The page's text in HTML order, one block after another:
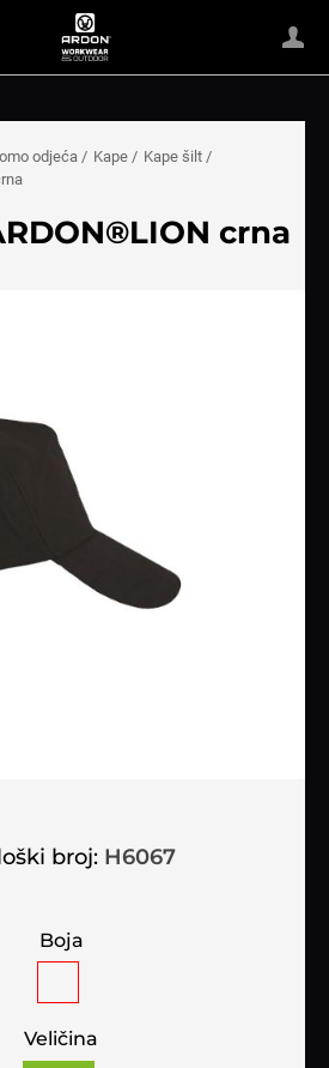
odjeća/ Kape / Kape šilt /
crna
broj: H6067
Boja
Veličina